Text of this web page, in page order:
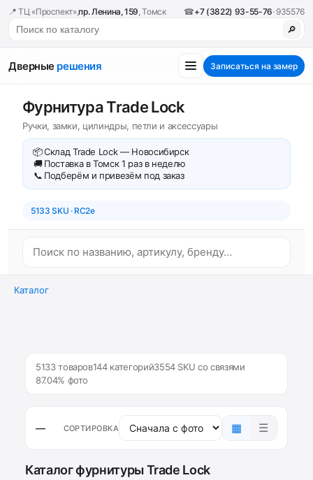
📍 ТЦ «Проспект»,пр. Ленина, 159, Томск ☎+7 (3822) 93-55-76· 935576
🔎
Дверные решения Записаться на замер
Фурнитура Trade Lock
Ручки, замки, цилиндры, петли и аксессуары
📦Склад Trade Lock — Новосибирск
🚚 Поставка в Томск 1 раз в неделю
📞 Подберём и привезём под заказ
5133 SKU · RC2e
Каталог
5133 товаров144 категорий3554 SKU со связями
87.04% фото
— СОРТИРОВКА ▦ ☰
Каталог фурнитуры Trade Lock